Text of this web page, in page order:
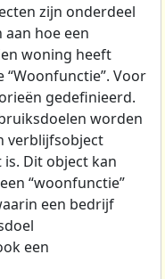
zijn onderdeel
aan hoe een
woning heeft
Voor
gedefinieerd.
worden
verblijfsobject
Dit object kan
“woonfunctie”
een bedrijf
een